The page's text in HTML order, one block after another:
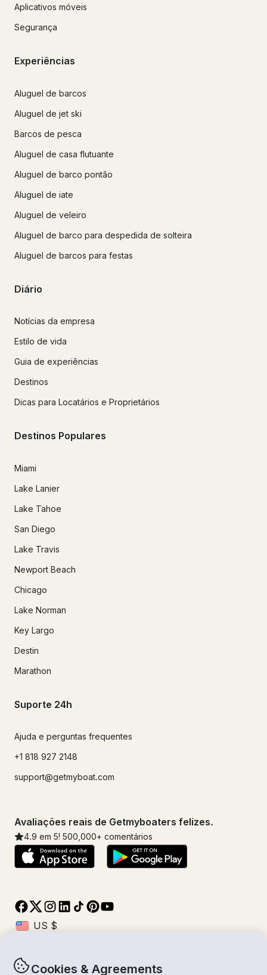
Cookies & Agreements
Aplicativos móveis
Segurança
Experiências
Aluguel de barcos
Aluguel de jet ski
Barcos de pesca
Aluguel de casa flutuante
Aluguel de barco pontão
Aluguel de iate
Aluguel de veleiro
Aluguel de barco para despedida de solteira
Aluguel de barcos para festas
Diário
Notícias da empresa
Estilo de vida
Guia de experiências
Destinos
Dicas para Locatários e Proprietários
Destinos Populares
Miami
Lake Lanier
Lake Tahoe
San Diego
Lake Travis
Newport Beach
Chicago
Lake Norman
Key Largo
Destin
Marathon
Suporte 24h
Ajuda e perguntas frequentes
+1 818 927 2148
support@getmyboat.com
Avaliações reais de Getmyboaters felizes.
4.9 em 5! 500,000+ comentários